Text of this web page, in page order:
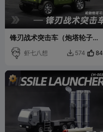
锋刃战术突击车（炮塔轮子可
动）
虾七八想  574 84